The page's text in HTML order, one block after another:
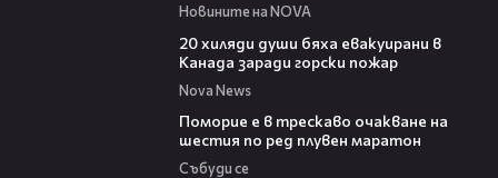
Новините на NOVA
20 хиляди души бяха евакуирани в
Канада заради горски пожар
Nova News
Поморие е в трескаво очакване на
шестия по ред плувен маратон
Събуди се